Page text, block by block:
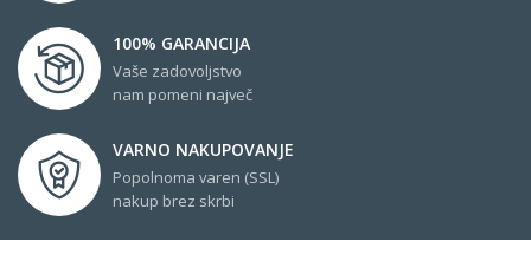
100% GARANCIJA
Vaše zadovoljstvo
nam pomeni največ
VARNO NAKUPOVANJE
Popolnoma varen (SSL)
nakup brez skrbi